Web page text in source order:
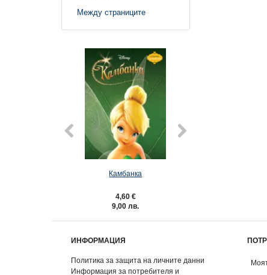
Между страниците
Камбанка
4,60 €
9,00 лв.
ИНФОРМАЦИЯ
Политика за защита на личните данни
Информация за потребителя и